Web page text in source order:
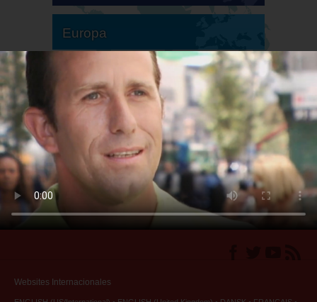
Europa
Sudamérica
Norteamérica
Websites Internacionales